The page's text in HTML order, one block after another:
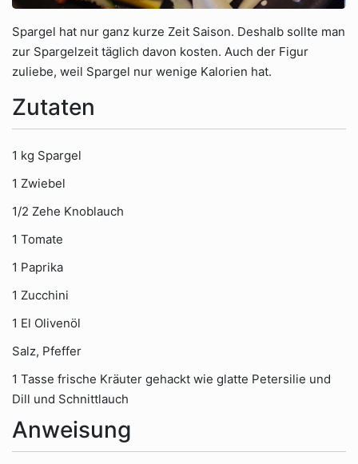
Spargel hat nur ganz kurze Zeit Saison. Deshalb sollte man
zur Spargelzeit täglich davon kosten. Auch der Figur
zuliebe, weil Spargel nur wenige Kalorien hat.
Zutaten
1 kg Spargel
1 Zwiebel
1/2 Zehe Knoblauch
1 Tomate
1 Paprika
1 Zucchini
1 El Olivenöl
Salz, Pfeffer
1 Tasse frische Kräuter gehackt wie glatte Petersilie und
Dill und Schnittlauch
Anweisung